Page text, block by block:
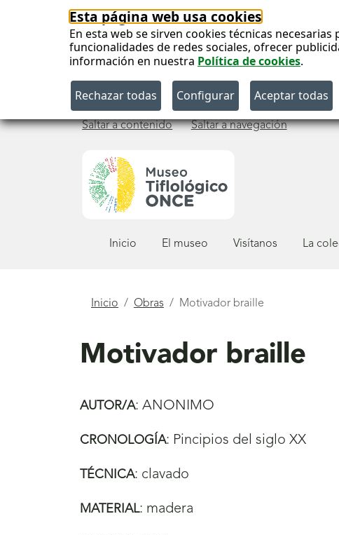
Esta página web usa cookies
En esta web se sirven cookies técnicas
funcionalidades de redes sociales, ofrecer
información en nuestra Política de cookies.
Saltar a contenido Saltar a navegación
Inicio El museo Visítanos La
Está
Inicio Obras Motivador braille
Motivador braille
AUTOR/A: ANONIMO
CRONOLOGÍA: Pincipios del siglo XX
TÉCNICA: clavado
MATERIAL: madera